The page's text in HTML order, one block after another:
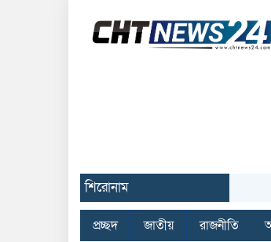
শিরোনাম
প্রচ্ছদ জাতীয় রাজনীতি